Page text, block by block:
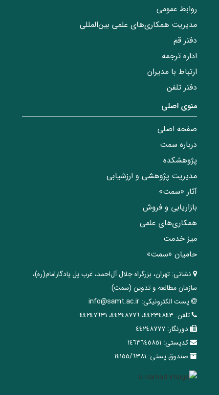
روابط عمومی
مدیریت همکاری‌های علمی بین‌المللی
دفتر قم
اداره ترجمه
ارتباط با مدیران
دفتر تلفن
منوی اصلی
صفحه اصلی
درباره سمت
پژوهشکده
مدیریت پژوهشی و ارزشیابی
آثار «سمت»
بازاریابی و فروش
همکاری‌های علمی
میز خدمت
حامیان «سمت»
نشانی: تهران، ‌بزرگراه ‌جلال آل‌احمد، غرب پل يادگار‌امام(ره)‌،
سازمان مطالعه و تدوین‌ (سمت)
پست الکترونیکی: info@samt.ac.ir
تلفن: ٤٤٢٣٤٨٤٣، ٤٤٢٤٨٧٧٦، ٤٤٢٤٧٦٣١
دورنگار: ٤٤٢٤٨٧٧٧
کدپستی: ١٤٦٣٦٤٥٨٥١
صندوق پستی: ١٤١٥٥/٦٣٨١